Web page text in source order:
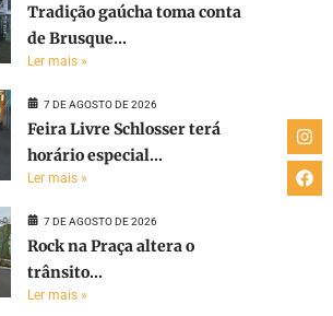
Tradição gaúcha toma conta
de Brusque...
Ler mais »
7 DE AGOSTO DE 2026
Feira Livre Schlosser terá
horário especial...
Ler mais »
7 DE AGOSTO DE 2026
Rock na Praça altera o
trânsito...
Ler mais »